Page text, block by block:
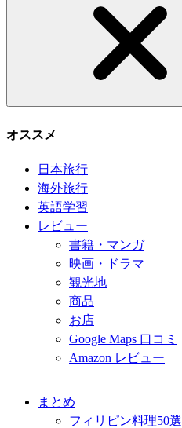
オススメ
日本旅行
海外旅行
英語学習
レビュー
書籍・マンガ
映画・ドラマ
観光地
商品
お店
Google Maps 口コミ
Amazon レビュー
まとめ
フィリピン料理50選